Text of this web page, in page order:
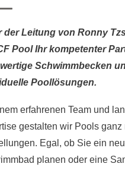
der Leitung von Ronny
Pool Ihr kompetenter
Schwimmbecken
Poollösungen.
erfahrenen Team und
gestalten wir Pools ganz
Egal, ob Sie ein
planen oder eine